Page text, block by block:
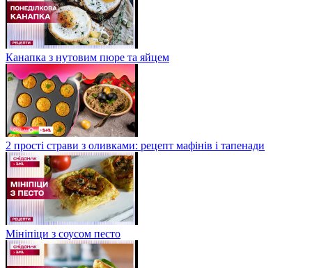
Канапка з нутовим пюре та яйцем
2 прості страви з оливками: рецепт мафінів і тапенади
Мініпіци з соусом песто